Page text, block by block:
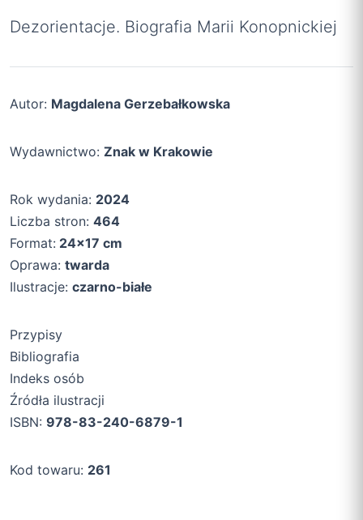
Dezorientacje. Biografia Marii Konopnickiej
Autor: Magdalena Gerzebałkowska
Wydawnictwo: Znak w Krakowie
Rok wydania: 2024
Liczba stron: 464
Format: 24×17 cm
Oprawa: twarda
Ilustracje: czarno-białe
Przypisy
Bibliografia
Indeks osób
Źródła ilustracji
ISBN: 978-83-240-6879-1
Kod towaru: 261